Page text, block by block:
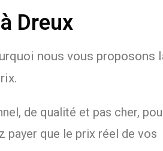
Dreux
nous vous proposons
de qualité et pas cher,
payer que le prix réel de vos